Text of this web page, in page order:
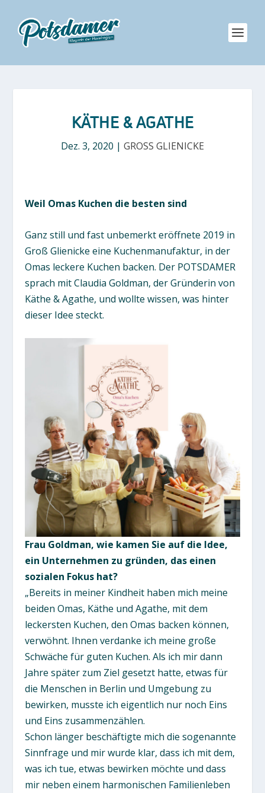
KÄTHE & AGATHE
Dez. 3, 2020 | GROSS GLIENICKE
Weil Omas Kuchen die besten sind
Ganz still und fast unbemerkt eröffnete 2019 in
Groß Glienicke eine Kuchenmanufaktur, in der
Omas leckere Kuchen backen. Der POTSDAMER
sprach mit Claudia Goldman, der Gründerin von
Käthe & Agathe, und wollte wissen, was hinter
dieser Idee steckt.
Frau Goldman, wie kamen Sie auf die Idee,
ein Unternehmen zu gründen, das einen
sozialen Fokus hat?
„Bereits in meiner Kindheit haben mich meine
beiden Omas, Käthe und Agathe, mit dem
leckersten Kuchen, den Omas backen können,
verwöhnt. Ihnen verdanke ich meine große
Schwäche für guten Kuchen. Als ich mir dann
Jahre später zum Ziel gesetzt hatte, etwas für
die Menschen in Berlin und Umgebung zu
bewirken, musste ich eigentlich nur noch Eins
und Eins zusammenzählen.
Schon länger beschäftigte mich die sogenannte
Sinnfrage und mir wurde klar, dass ich mit dem,
was ich tue, etwas bewirken möchte und dass
mir neben einem harmonischen Familienleben